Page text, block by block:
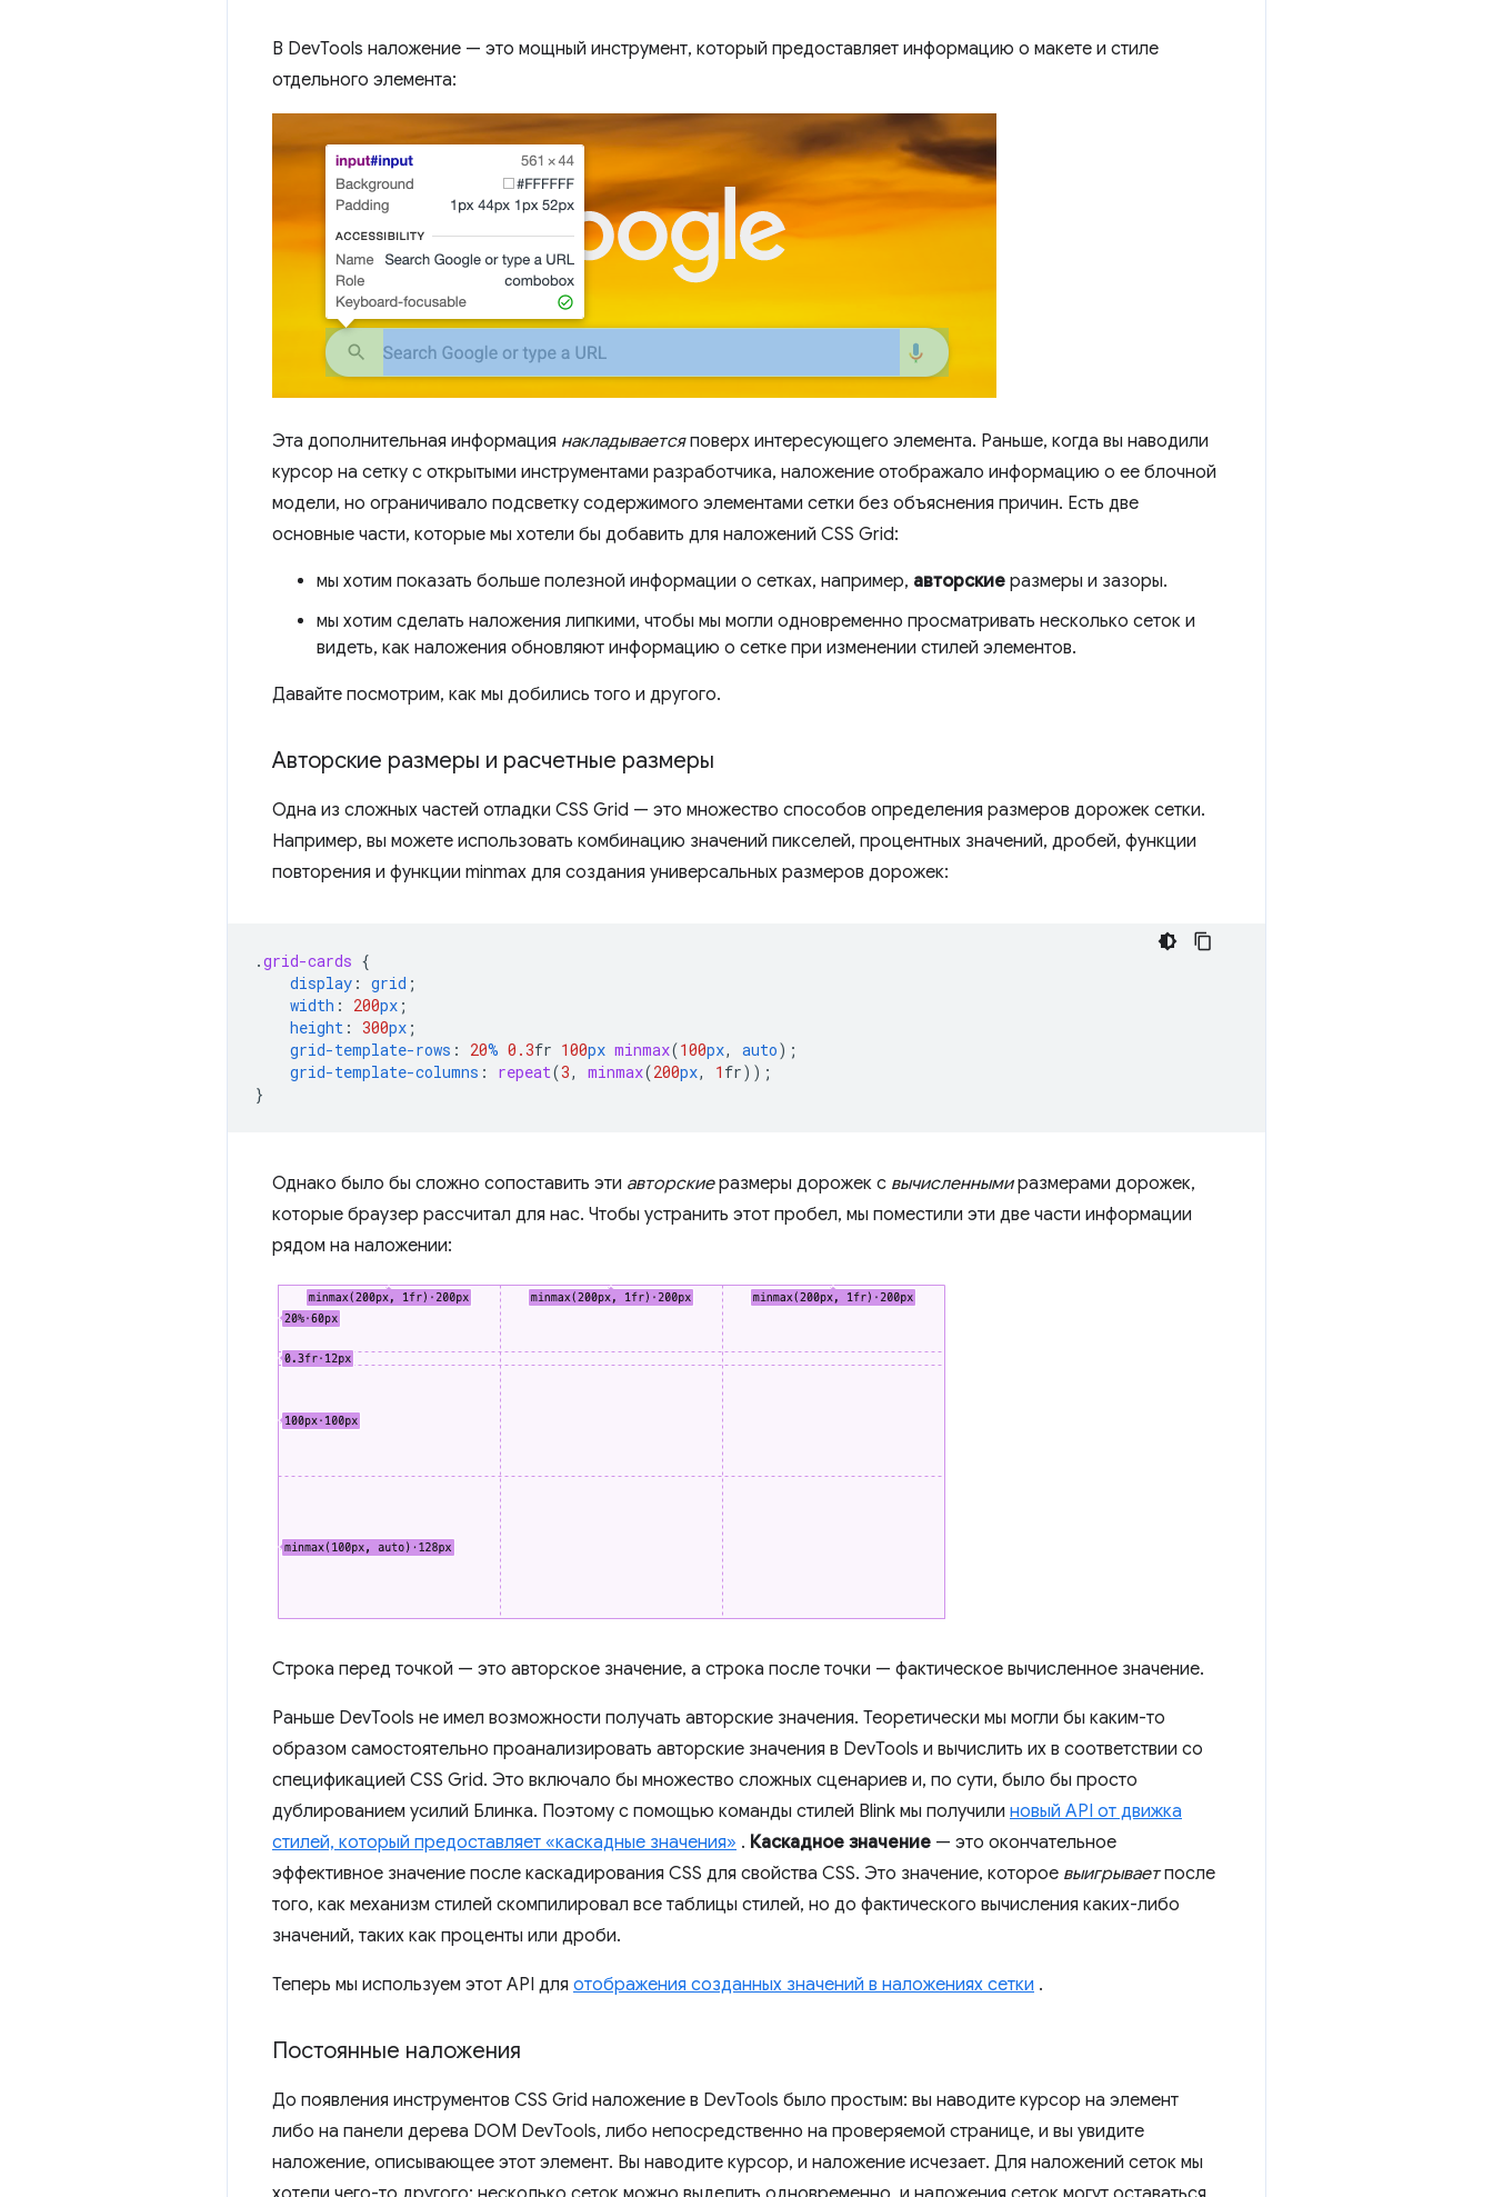
В DevTools наложение — это мощный инструмент, который предоставляет информацию о макете и стиле
отдельного элемента:
Эта дополнительная информация накладываетсяповерх интересующего элемента. Раньше, когда вы наводили
курсор на сетку с открытыми инструментами разработчика, наложение отображало информацию о ее блочной
модели, но ограничивало подсветку содержимого элементами сетки без объяснения причин. Есть две
основные части, которые мы хотели бы добавить для наложений CSS Grid:
мы хотим показать больше полезной информации о сетках, например, авторские размеры и зазоры.
мы хотим сделать наложения липкими, чтобы мы могли одновременно просматривать несколько сеток и
видеть, как наложения обновляют информацию о сетке при изменении стилей элементов.
Давайте посмотрим, как мы добились того и другого.
Авторские размеры и расчетные размеры
Одна из сложных частей отладки CSS Grid — это множество способов определения размеров дорожек сетки.
Например, вы можете использовать комбинацию значений пикселей, процентных значений, дробей, функции
повторения и функции minmax для создания универсальных размеров дорожек:
.grid-cards {
display : grid ;
width : 200px ;
height : 300px ;
grid-template-rows : 20% 0.3fr 100px minmax(100px, auto);
grid-template-columns : repeat(3, minmax(200px, 1 fr));
}
Однако было бы сложно сопоставить эти авторскиеразмеры дорожек с вычисленнымиразмерами дорожек,
которые браузер рассчитал для нас. Чтобы устранить этот пробел, мы поместили эти две части информации
рядом на наложении:
Строка перед точкой — это авторское значение, а строка после точки — фактическое вычисленное значение.
Раньше DevTools не имел возможности получать авторские значения. Теоретически мы могли бы каким-то
образом самостоятельно проанализировать авторские значения в DevTools и вычислить их в соответствии со
спецификацией CSS Grid. Это включало бы множество сложных сценариев и, по сути, было бы просто
дублированием усилий Блинка. Поэтому с помощью команды стилей Blink мы получили новый API от движка
стилей, который предоставляет «каскадные значения» . Каскадное значение — это окончательное
эффективное значение после каскадирования CSS для свойства CSS. Это значение, которое выигрываетпосле
того, как механизм стилей скомпилировал все таблицы стилей, но до фактического вычисления каких-либо
значений, таких как проценты или дроби.
Теперь мы используем этот API для отображения созданных значений в наложениях сетки .
Постоянные наложения
До появления инструментов CSS Grid наложение в DevTools было простым: вы наводите курсор на элемент
либо на панели дерева DOM DevTools, либо непосредственно на проверяемой странице, и вы увидите
наложение, описывающее этот элемент. Вы наводите курсор, и наложение исчезает. Для наложений сеток мы